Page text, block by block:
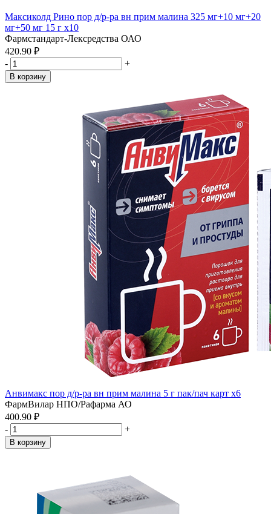
Максиколд Рино пор д/р-ра вн прим малина 325 мг+10 мг+20
мг+50 мг 15 г x10
Фармстандарт-Лексредства ОАО
420.90 ₽
-
+
В корзину
Анвимакс пор д/р-ра вн прим малина 5 г пак/пач карт x6
ФармВилар НПО/Рафарма АО
400.90 ₽
-
+
В корзину